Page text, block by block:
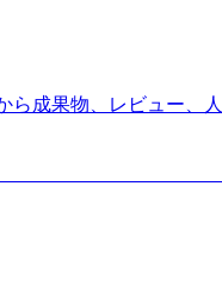
ら成果物、レビュー、